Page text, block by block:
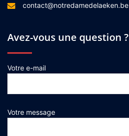
contact@notredamedelaeken.be
Avez-vous une question ?
Votre e-mail
Votre message